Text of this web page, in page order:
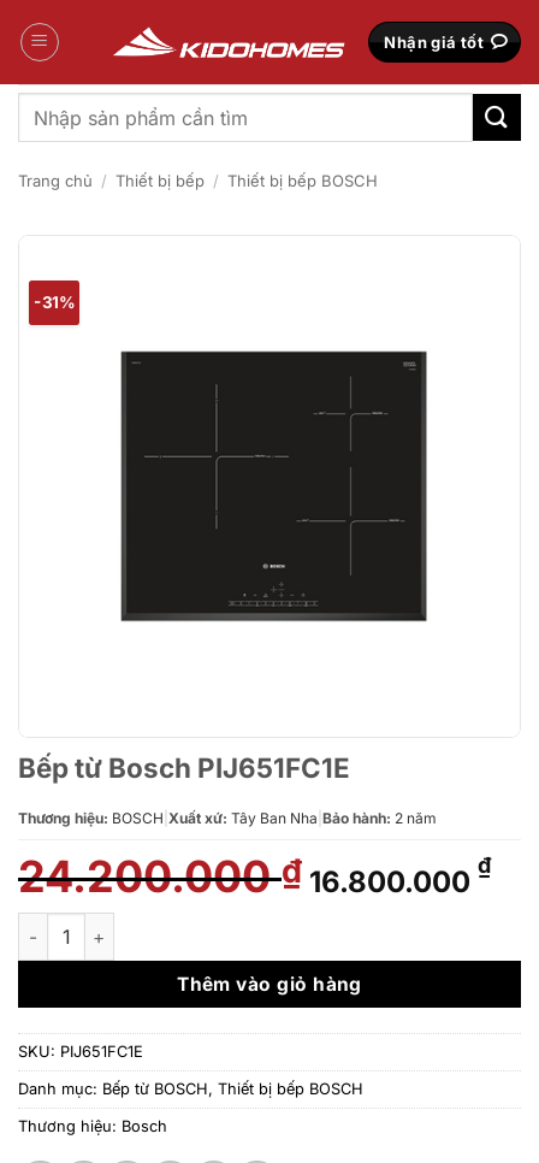
qua
Nhận giá tốt
Tìm
kiếm:
Trang chủ / Thiết bị bếp / Thiết bị bếp BOSCH
-31%
Bếp từ Bosch PIJ651FC1E
Thương hiệu: BOSCH Xuất xứ: Tây Ban Nha Bảo hành: 2 năm
24.200.000₫ Giá
gốc
24.200.000 ₫.
16.800.000 ₫Giá
là:
Bếp từ Bosch PIJ651FC1E số lượng
Thêm vào giỏ hàng
SKU: PIJ651FC1E
Danh mục: Bếp từ BOSCH, Thiết bị bếp BOSCH
Thương hiệu: Bosch